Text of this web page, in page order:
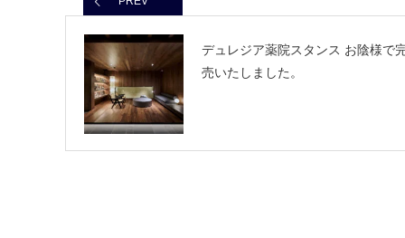
デュレジア薬院スタンス お陰様で
売いたしました。